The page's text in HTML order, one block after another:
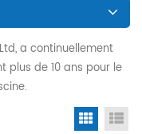
a continuellement
plus de 10 ans pour le
Grid